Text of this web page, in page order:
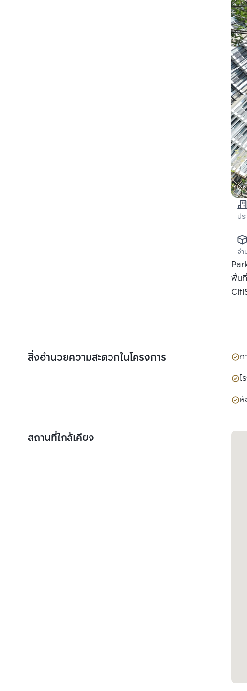
ปร
จำ
พื้นที่
สิ่งอำนวยความสะดวกในโครงการ ก
โ
ห้
สถานที่ใกล้เคียง